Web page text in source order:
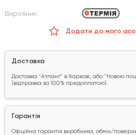
Виробник:
Додати до мого
Доставка
Доставка "Атлант" в Харкові, або "Новою
(відправка за 100% предоплатою).
Гарантія
Офіційна гарантія виробника, обмін/